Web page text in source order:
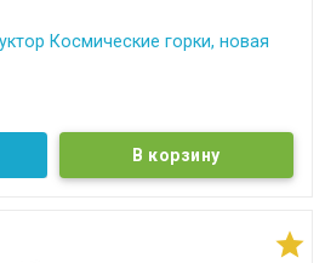
Космические горки, новая
